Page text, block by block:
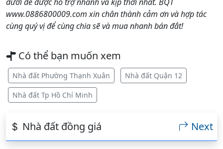
www.0886800009.com xin chân thành cảm ơn và hợp tác
cùng quý vị để cùng chia sẽ và mua nhanh bán đắt!
Có thể bạn muốn xem
Nhà đất Phường Thạnh Xuân Nhà đất Quận 12
Nhà đất Tp Hồ Chí Minh
Nhà đất đồng giá Next